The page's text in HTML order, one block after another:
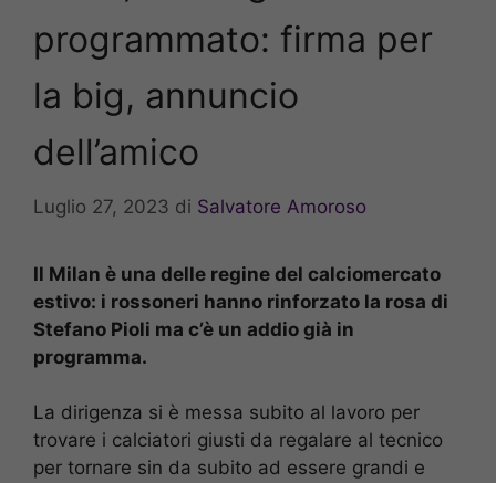
programmato: firma per
la big, annuncio
dell’amico
Luglio 27, 2023 di Salvatore Amoroso
Il Milan è una delle regine del calciomercato
estivo: i rossoneri hanno rinforzato la rosa di
Stefano Pioli ma c’è un addio già in
programma.
La dirigenza si è messa subito al lavoro per
trovare i calciatori giusti da regalare al tecnico
per tornare sin da subito ad essere grandi e